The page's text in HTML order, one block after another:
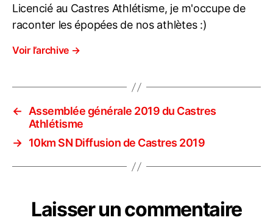
Licencié au Castres Athlétisme, je m'occupe de
raconter les épopées de nos athlètes :)
Voir l’archive →
←
Assemblée générale 2019 du Castres
Athlétisme
→ 10km SN Diffusion de Castres 2019
Laisser un commentaire